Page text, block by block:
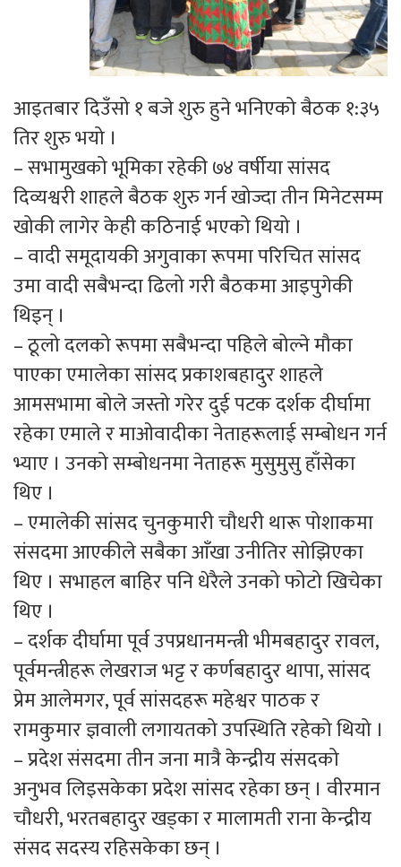
आइतबार दिउँसो १ बजे शुरु हुने भनिएको बैठक १:३५
तिर शुरु भयो ।
– सभामुखको भूमिका रहेकी ७४ वर्षीया सांसद
दिव्यश्वरी शाहले बैठक शुरु गर्न खोज्दा तीन मिनेटसम्म
खोकी लागेर केही कठिनाई भएको थियो ।
– वादी समूदायकी अगुवाका रूपमा परिचित सांसद
उमा वादी सबैभन्दा ढिलो गरी बैठकमा आइपुगेकी
थिइन् ।
– ठूलो दलको रूपमा सबैभन्दा पहिले बोल्ने मौका
पाएका एमालेका सांसद प्रकाशबहादुर शाहले
आमसभामा बोले जस्तो गरेर दुई पटक दर्शक दीर्घामा
रहेका एमाले र माओवादीका नेताहरूलाई सम्बोधन गर्न
भ्याए । उनको सम्बोधनमा नेताहरू मुसुमुसु हाँसेका
थिए ।
– एमालेकी सांसद चुनकुमारी चौधरी थारू पोशाकमा
संसदमा आएकीले सबैका आँखा उनीतिर सोझिएका
थिए । सभाहल बाहिर पनि धेरैले उनको फोटो खिचेका
थिए ।
– दर्शक दीर्घामा पूर्व उपप्रधानमन्त्री भीमबहादुर रावल,
पूर्वमन्त्रीहरू लेखराज भट्ट र कर्णबहादुर थापा, सांसद
प्रेम आलेमगर, पूर्व सांसदहरू महेश्वर पाठक र
रामकुमार ज्ञवाली लगायतको उपस्थिति रहेको थियो ।
– प्रदेश संसदमा तीन जना मात्रै केन्द्रीय संसदको
अनुभव लिइसकेका प्रदेश सांसद रहेका छन् । वीरमान
चौधरी, भरतबहादुर खड्का र मालामती राना केन्द्रीय
संसद सदस्य रहिसकेका छन् ।